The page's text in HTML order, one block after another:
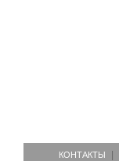
КОНТАКТЫ